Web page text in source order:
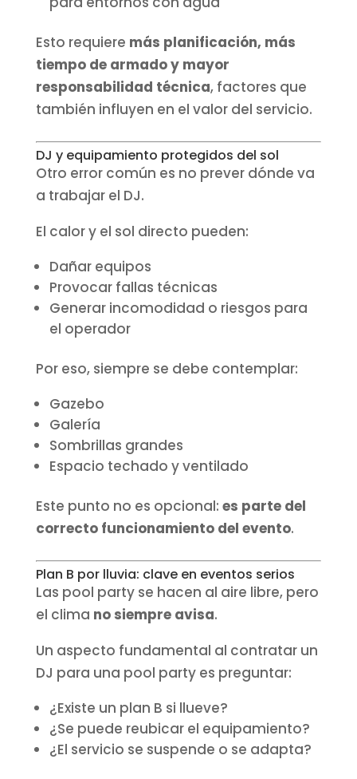
Esto requiere más planificación, más
tiempo de armado y mayor
responsabilidad técnica, factores que
también influyen en el valor del servicio.
DJ y equipamiento protegidos del sol
Otro error común es no prever dónde va
a trabajar el DJ.
El calor y el sol directo pueden:
Dañar equipos
Provocar fallas técnicas
Generar incomodidad o riesgos para
el operador
Por eso, siempre se debe contemplar:
Gazebo
Galería
Sombrillas grandes
Espacio techado y ventilado
Este punto no es opcional: es parte del
correcto funcionamiento del evento.
Plan B por lluvia: clave en eventos serios
Las pool party se hacen al aire libre, pero
el clima no siempre avisa.
Un aspecto fundamental al contratar un
DJ para una pool party es preguntar:
¿Existe un plan B si llueve?
¿Se puede reubicar el equipamiento?
¿El servicio se suspende o se adapta?